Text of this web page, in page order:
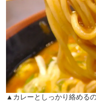
▲カレーとしっかり絡める